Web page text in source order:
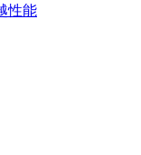
性能